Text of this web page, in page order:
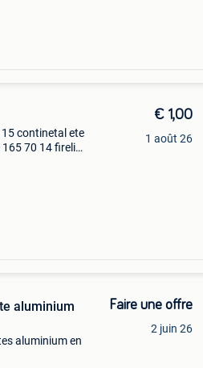
continetal ete
70 14 fireli
€ 1,00
1 août 26
aluminium en
Faire une offre
2 juin 26